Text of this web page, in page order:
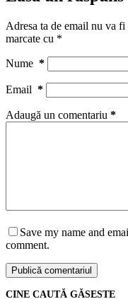
Adresa ta de email nu va fi
marcate cu *
Nume *
Email *
Adaugă un comentariu *
Save my name and
comment.
Publică comentariul
CINE CAUTĂ GĂSEȘTE